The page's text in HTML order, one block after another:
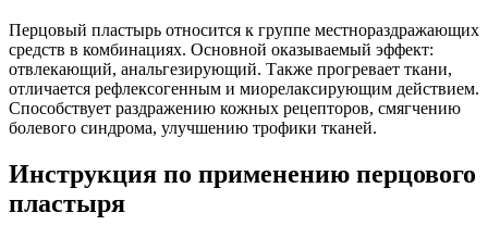
Перцовый пластырь относится к группе местнораздражающих
средств в комбинациях. Основной оказываемый эффект:
отвлекающий, анальгезирующий. Также прогревает ткани,
отличается рефлексогенным и миорелаксирующим действием.
Способствует раздражению кожных рецепторов, смягчению
болевого синдрома, улучшению трофики тканей.
Инструкция по применению перцового
пластыря